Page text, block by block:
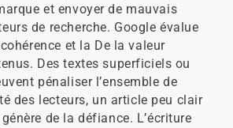
et envoyer de mauvais
de recherche. Google évalue
et la De la valeur
Des textes superficiels ou
pénaliser l’ensemble de
des lecteurs, un article peu clair
de la défiance. L’écriture